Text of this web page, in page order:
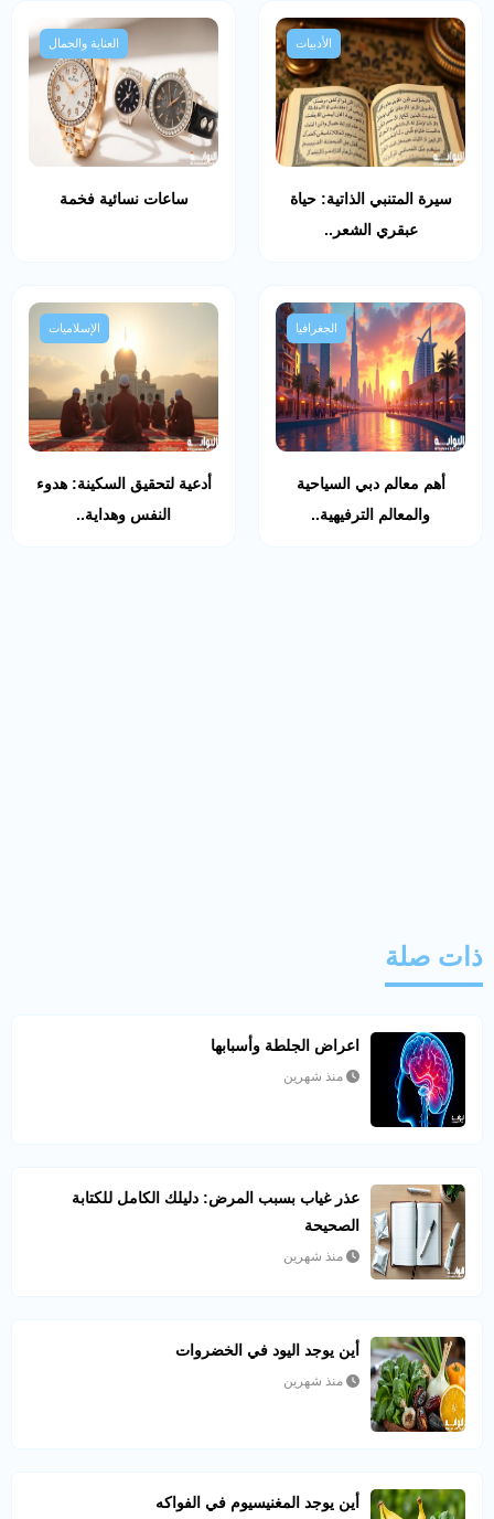
الأدبيات
سيرة المتنبي الذاتية: حياة
عبقري الشعر..
العناية والجمال
ساعات نسائية فخمة
الجغرافيا
أهم معالم دبي السياحية
والمعالم الترفيهية..
الإسلاميات
أدعية لتحقيق السكينة: هدوء
النفس وهداية..
ذات صلة
اعراض الجلطة وأسبابها
منذ شهرين
عذر غياب بسبب المرض: دليلك الكامل للكتابة
الصحيحة
منذ شهرين
أين يوجد اليود في الخضروات
منذ شهرين
أين يوجد المغنيسيوم في الفواكه